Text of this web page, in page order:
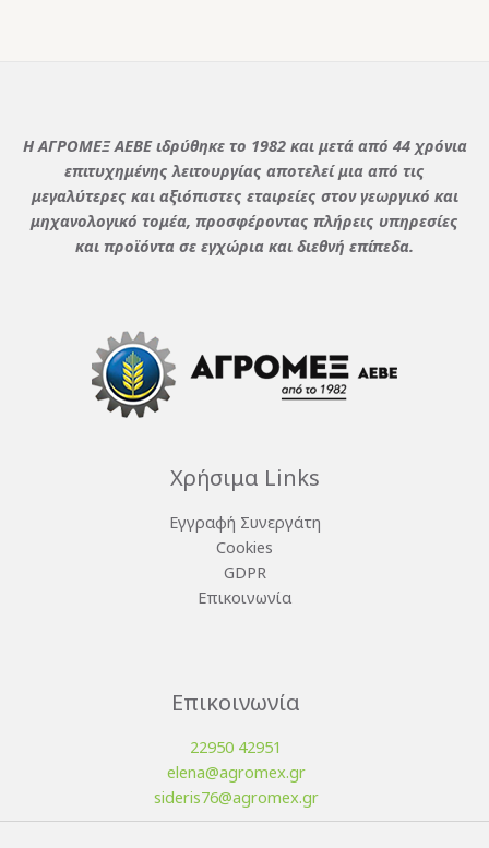
Η ΑΓΡΟΜΕΞ ΑΕΒΕ ιδρύθηκε το 1982 και μετά από 44 χρόνια
επιτυχημένης λειτουργίας αποτελεί μια από τις
μεγαλύτερες και αξιόπιστες εταιρείες στον γεωργικό και
μηχανολογικό τομέα, προσφέροντας πλήρεις υπηρεσίες
και προϊόντα σε εγχώρια και διεθνή επίπεδα.
Χρήσιμα Links
Εγγραφή Συνεργάτη
Cookies
GDPR
Επικοινωνία
Επικοινωνία
22950 42951
elena@agromex.gr
sideris76@agromex.gr